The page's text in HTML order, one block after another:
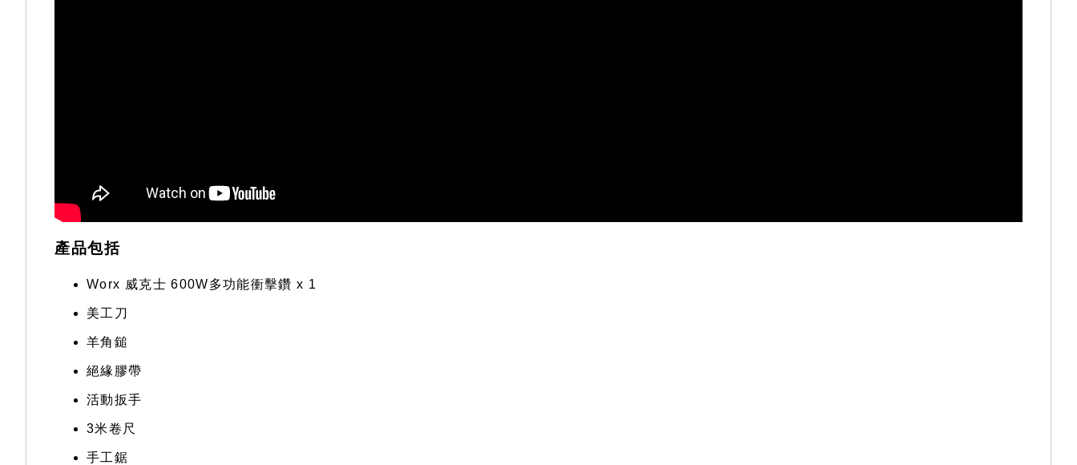
產品包括
Worx 威克士 600W多功能衝擊鑽 x 1
美工刀
羊角鎚
絕緣膠帶
活動扳手
3米卷尺
手工鋸